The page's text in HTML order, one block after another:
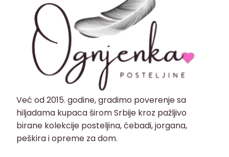
Već od 2015. godine, gradimo poverenje sa
hiljadama kupaca širom Srbije kroz pažljivo
birane kolekcije posteljina, ćebadi, jorgana,
peškira i opreme za dom.